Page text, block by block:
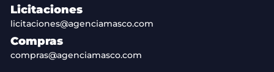
Licitaciones
licitaciones@agenciamasco.com
Compras
compras@agenciamasco.com